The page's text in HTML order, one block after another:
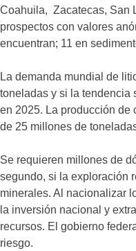
Coahuila, Zacatecas, San
prospectos con valores
encuentran; 11 en
La demanda mundial de
toneladas y si la tendencia
en 2025. La producción de
de 25 millones de
Se requieren millones de
segundo, si la exploración
minerales. Al nacionalizar
la inversión nacional y
recursos. El gobierno
riesgo.